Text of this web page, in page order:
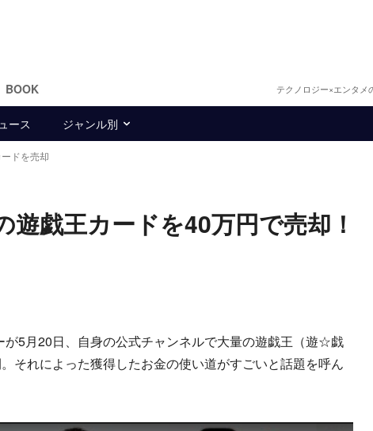
BOOK テクノロジー×エンタメ
ース ジャンル別
ドを売却
遊戯王カードを40万円で売却
5月20日、自身の公式チャンネルで大量の遊戯王（遊☆戯
それによった獲得したお金の使い道がすごいと話題を呼ん